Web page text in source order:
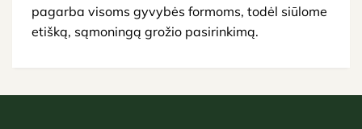
pagarba visoms gyvybės formoms, todėl siūlome
etišką, sąmoningą grožio pasirinkimą.